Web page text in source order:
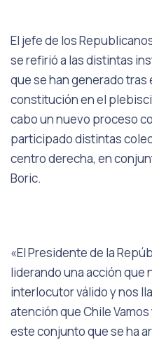
El jefe de los
se refirió a las distintas
que se han generado tras
constitución en el
cabo un nuevo proceso
participado distintas
centro derecha, en
Boric.
«El Presidente de la
liderando una acción que
interlocutor válido y nos
atención que Chile
este conjunto que se ha